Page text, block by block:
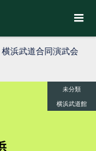
横浜武道合同演武会
未分類
横浜武道館